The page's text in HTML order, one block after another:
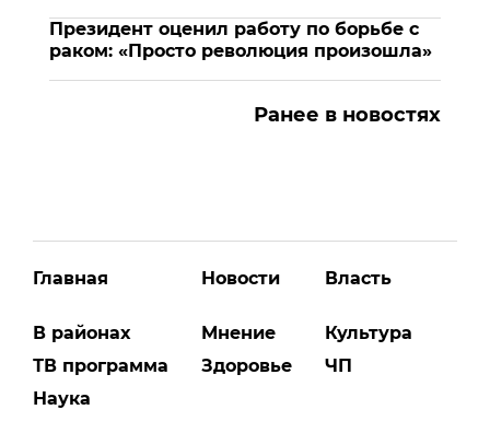
Президент оценил работу по борьбе с
раком: «Просто революция произошла»
Ранее в новостях
Главная
В районах
ТВ программа
Наука
Новости
Мнение
Здоровье
Власть
Культура
ЧП